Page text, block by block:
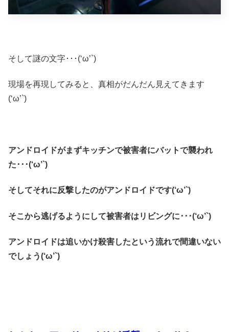
そして謎の文字･･･(‘ω’`)
現場を再現してみると、真相がだんだん見えてきます
(‘ω’`)
アンドロイドがまずキッチンで被害者にバットで襲われ
た･･･(‘ω’`)
そしてそれに反撃したのがアンドロイドです(‘ω’`)
そこから逃げるようにして被害者はリビングに･･･(‘ω’`)
アンドロイドは追いかけ殺害したという流れで間違いない
でしょう(‘ω’`)